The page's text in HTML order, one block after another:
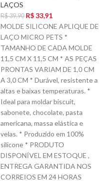
LAÇOS
R$39,90 R$33,91
MOLDE SILICONE APLIQUE DE
LAÇO MICRO PETS *
TAMANHO DE CADA MOLDE
11,5 CM X 11,5 CM * AS PEÇAS
PRONTAS VARIAM DE 1,0 CM
A 3,0 CM * Durável, resistente a
altas e baixas temperaturas. *
Ideal para moldar biscuit,
sabonete, chocolate, pasta
americana, massa elástica e
velas. * Produzido em 100%
silicone * PRODUTO
DISPONÍVEL EM ESTOQUE ,
ENTREGA GARANTIDA NOS
CORREIOS EM 24 HORAS